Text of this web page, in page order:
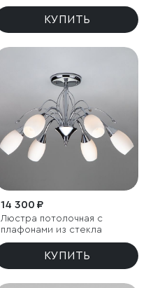
КУПИТЬ
14 300 ₽
Люстра потолочная с
плафонами из стекла
КУПИТЬ